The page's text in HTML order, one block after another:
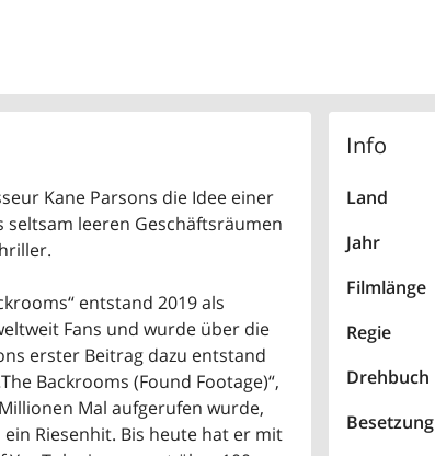
Kane Parsons die Idee einer
leeren Geschäftsräumen
entstand 2019 als
Fans und wurde über die
erster Beitrag dazu entstand
Backrooms (Found Footage)“,
Mal aufgerufen wurde,
Riesenhit. Bis heute hat er mit
Info
Land
Jahr
Filmlänge
Regie
Drehbuch
Besetzung